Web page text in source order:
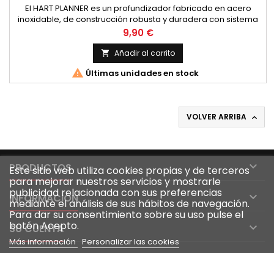
El HART PLANNER es un profundizador fabricado en acero
inoxidable, de construcción robusta y duradera con sistema
de inclinación ascendente tras la picada. Podremos
utilizarlos para trolling ligero, pesca de calamar a curricán
y/o pesca de altura
Precio
9,90 €
 Añadir al carrito
 Últimas unidades en stock
VOLVER ARRIBA 
PRODUCTOS 
INFORMACIÓN 
SU CUENTA 
Este sitio web utiliza cookies propias y de terceros
para mejorar nuestros servicios y mostrarle
publicidad relacionada con sus preferencias
mediante el análisis de sus hábitos de navegación.
Para dar su consentimiento sobre su uso pulse el
botón Acepto.
Más información Personalizar las cookies